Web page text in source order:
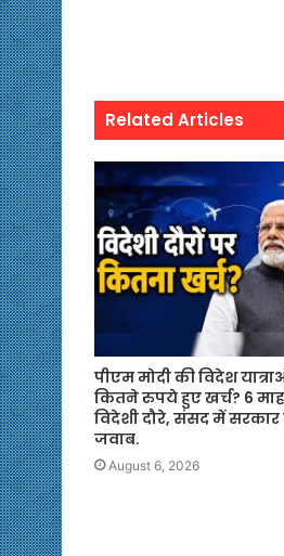
Related Articles
पीएम मोदी की विदेश
कितने रुपये हुए खर्च? 6
विदेशी दौरे, संसद में सरकार
जवाब.
August 6, 2026